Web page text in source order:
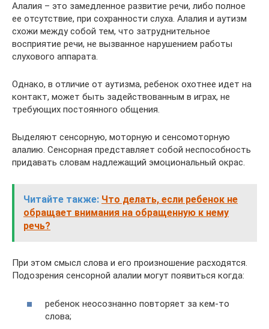
Алалия – это замедленное развитие речи, либо полное
ее отсутствие, при сохранности слуха. Алалия и аутизм
схожи между собой тем, что затруднительное
восприятие речи, не вызванное нарушением работы
слухового аппарата.
Однако, в отличие от аутизма, ребенок охотнее идет на
контакт, может быть задействованным в играх, не
требующих постоянного общения.
Выделяют сенсорную, моторную и сенсомоторную
алалию. Сенсорная представляет собой неспособность
придавать словам надлежащий эмоциональный окрас.
Читайте также: Что делать, если ребенок не
обращает внимания на обращенную к нему
речь?
При этом смысл слова и его произношение расходятся.
Подозрения сенсорной алалии могут появиться когда:
ребенок неосознанно повторяет за кем-то
слова;